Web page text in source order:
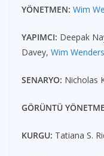
YÖNETMEN: Wim
YAPIMCI: Deepak
Davey, Wim Wenders
SENARYO: Nicholas
GÖRÜNTÜ
KURGU: Tatiana S.